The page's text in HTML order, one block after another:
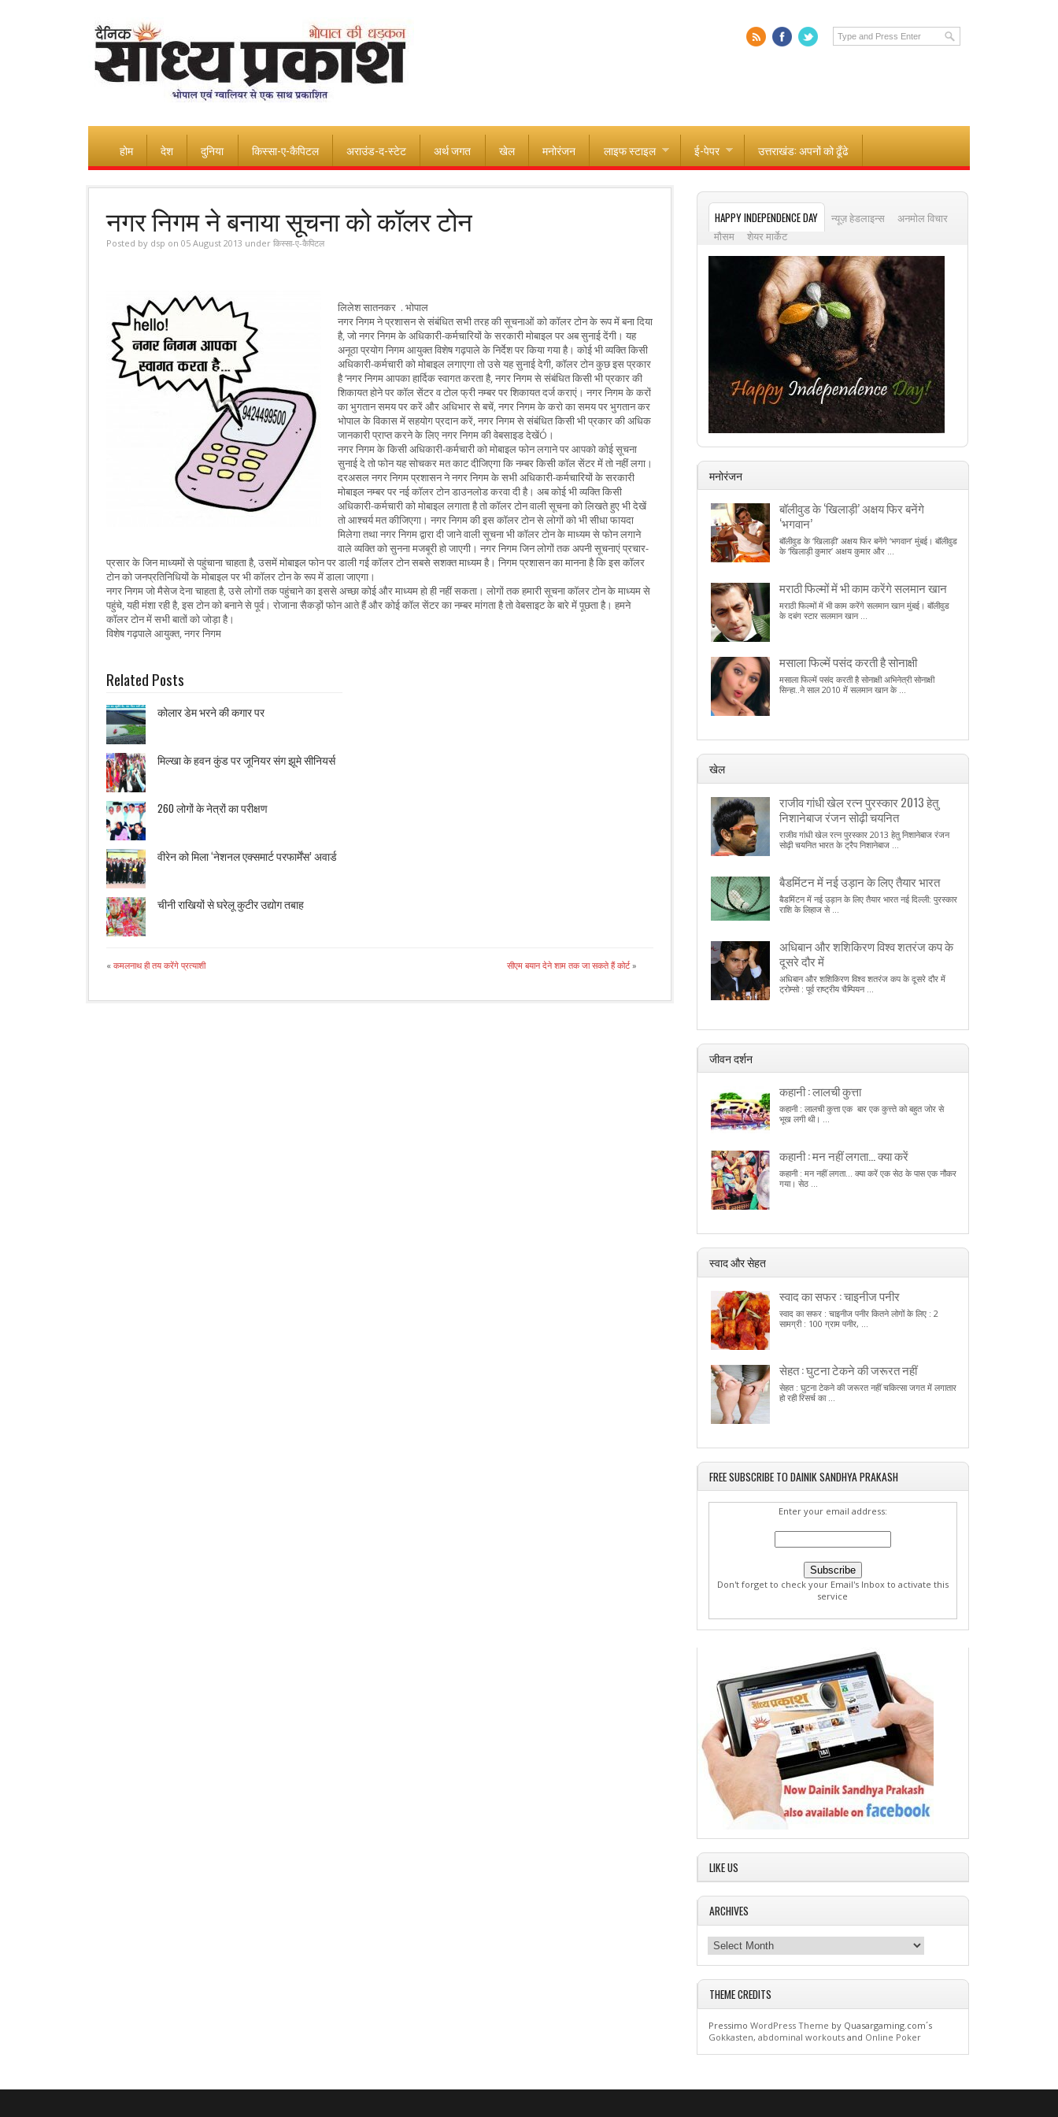
होम देश दुनिया किस्सा-ए-कैपिटल अराउंड-द-स्टेट अर्थ जगत खेल मनोरंजन लाइफ स्टाइल ई-पेपर उत्तराखंड: अपनों को ढूँढे
नगर निगम ने बनाया सूचना को कॉलर टोन
Posted by dsp on 05 August 2013 underकिस्सा-ए-कैपिटल
लिलेश सातनकर . भोपाल
नगर निगम ने प्रशासन से संबंधित सभी तरह की सूचनाओं को कॉलर टोन के रूप में बना दिया
है, जो नगर निगम के अधिकारी-कर्मचारियों के सरकारी मोबाइल पर अब सुनाई देंगी। यह
अनूठा प्रयोग निगम आयुक्त विशेष गढ़पाले के निर्देश पर किया गया है। कोई भी व्यक्ति किसी
अधिकारी-कर्मचारी को मोबाइल लगाएगा तो उसे यह सुनाई देगी, कॉलर टोन कुछ इस प्रकार
है ‘नगर निगम आपका हार्दिक स्वागत करता है, नगर निगम से संबंधित किसी भी प्रकार की
शिकायत होने पर कॉल सेंटर व टोल फ्री नम्बर पर शिकायत दर्ज कराएं। नगर निगम के करों
का भुगतान समय पर करें और अधिभार से बचें, नगर निगम के करो का समय पर भुगतान कर
भोपाल के विकास में सहयोग प्रदान करें, नगर निगम से संबंधित किसी भी प्रकार की अधिक
जानकारी प्राप्त करने के लिए नगर निगम की वेबसाइड देखेंÓ।
नगर निगम के किसी अधिकारी-कर्मचारी को मोबाइल फोन लगाने पर आपको कोई सूचना
सुनाई दे तो फोन यह सोचकर मत काट दीजिएगा कि नम्बर किसी कॉल सेंटर में तो नहीं लगा।
दरअसल नगर निगम प्रशासन ने नगर निगम के सभी अधिकारी-कर्मचारियों के सरकारी
मोबाइल नम्बर पर नई कॉलर टोन डाउनलोड करवा दी है। अब कोई भी व्यक्ति किसी
अधिकारी-कर्मचारी को मोबाइल लगाता है तो कॉलर टोन वाली सूचना को लिखते हुए भी देखें
तो आश्चर्य मत कीजिएगा। नगर निगम की इस कॉलर टोन से लोगों को भी सीधा फायदा
मिलेगा तथा नगर निगम द्वारा दी जाने वाली सूचना भी कॉलर टोन के माध्यम से फोन लगाने
वाले व्यक्ति को सुनना मजबूरी हो जाएगी। नगर निगम जिन लोगों तक अपनी सूचनाएं प्रचार-
प्रसार के जिन माध्यमों से पहुंचाना चाहता है, उसमें मोबाइल फोन पर डाली गई कॉलर टोन सबसे सशक्त माध्यम है। निगम प्रशासन का मानना है कि इस कॉलर
टोन को जनप्रतिनिधियों के मोबाइल पर भी कॉलर टोन के रूप में डाला जाएगा।
नगर निगम जो मैसेज देना चाहता है, उसे लोगों तक पहुंचाने का इससे अच्छा कोई और माध्यम हो ही नहीं सकता। लोगों तक हमारी सूचना कॉलर टोन के माध्यम से
पहुंचे, यही मंशा रही है, इस टोन को बनाने से पूर्व। रोजाना सैकड़ों फोन आते हैं और कोई कॉल सेंटर का नम्बर मांगता है तो वेबसाइट के बारे में पूछता है। हमने
कॉलर टोन में सभी बातों को जोड़ा है।
विशेष गढ़पाले आयुक्त, नगर निगम
Related Posts
कोलार डेम भरने की कगार पर
मिल्खा के हवन कुंड पर जूनियर संग झूमे सीनियर्स
260 लोगों के नेत्रों का परीक्षण
वीरेन को मिला ‘नेशनल एक्समार्ट परफार्मेंस’ अवार्ड
चीनी राखियों से घरेलू कुटीर उद्योग तबाह
«कमलनाथ ही तय करेंगे प्रत्याशी सीएम बयान देने शाम तक जा सकते हैं कोर्ट»
HAPPY INDEPENDENCE DAY न्यूज़ हेडलाइन्स
अनमोल विचार
मौसम
शेयर मार्केट
मनोरंजन
बॉलीवुड के ‘खिलाड़ी’ अक्षय फिर बनेंगे
‘भगवान’
बॉलीवुड के ‘खिलाड़ी’ अक्षय फिर बनेंगे ‘भगवान’ मुंबई। बॉलीवुड
के ‘खिलाड़ी कुमार’ अक्षय कुमार और ...
मराठी फिल्मों में भी काम करेंगे सलमान खान
मराठी फिल्मों में भी काम करेंगे सलमान खान मुंबई। बॉलीवुड
के दबंग स्टार सलमान खान ...
मसाला फिल्में पसंद करती है सोनाक्षी
मसाला फिल्में पसंद करती है सोनाक्षी अभिनेत्री सोनाक्षी
सिन्हा..ने साल 2010 में सलमान खान के ...
खेल
राजीव गांधी खेल रत्न पुरस्कार 2013 हेतु
निशानेबाज रंजन सोढ़ी चयनित
राजीव गांधी खेल रत्न पुरस्कार 2013 हेतु निशानेबाज रंजन
सोढ़ी चयनित भारत के ट्रैप निशानेबाज ...
बैडमिंटन में नई उड़ान के लिए तैयार भारत
बैडमिंटन में नई उड़ान के लिए तैयार भारत नई दिल्ली: पुरस्कार
राशि के लिहाज से ...
अधिबान और शशिकिरण विश्व शतरंज कप के
दूसरे दौर में
अधिबान और शशिकिरण विश्व शतरंज कप के दूसरे दौर में
ट्रोम्सो : पूर्व राष्ट्रीय चैम्पियन ...
जीवन दर्शन
कहानी : लालची कुत्ता
कहानी : लालची कुत्ता एक बार एक कुत्त्ते को बहुत जोर से
भूख लगी थी। ...
कहानी : मन नहीं लगता… क्या करें
कहानी : मन नहीं लगता... क्या करें एक सेठ के पास एक नौकर
गया। सेठ ...
स्वाद और सेहत
स्वाद का सफर : चाइनीज पनीर
स्वाद का सफर : चाइनीज पनीर कितने लोगों के लिए : 2
सामग्री : 100 ग्राम पनीर, ...
सेहत : घुटना टेकने की जरूरत नहीं
सेहत : घुटना टेकने की जरूरत नहीं चकित्सा जगत में लगातार
हो रही रिसर्च का ...
FREE SUBSCRIBE TO DAINIK SANDHYA PRAKASH
Enter your email address:
Don't forget to check your Email's Inbox to activate this
service
LIKE US
ARCHIVES
THEME CREDITS
Pressimo WordPress Theme by Quasargaming.com´s
Gokkasten, abdominal workoutsand Online Poker